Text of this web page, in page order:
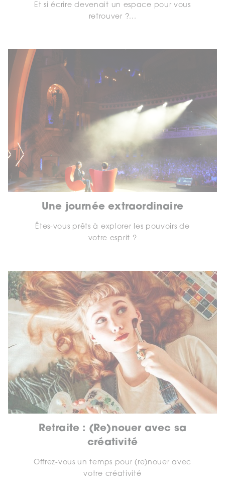
Et si écrire devenait un espace pour vous
retrouver ?...
Une journée extraordinaire
Êtes-vous prêts à explorer les pouvoirs de
votre esprit ?
Retraite : (Re)nouer avec sa
créativité
Offrez-vous un temps pour (re)nouer avec
votre créativité